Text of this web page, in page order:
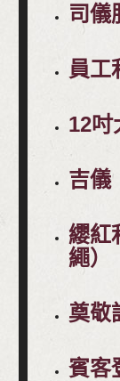
司儀
員工
12吋
吉儀
纓紅
繩）
奠敬
賓客